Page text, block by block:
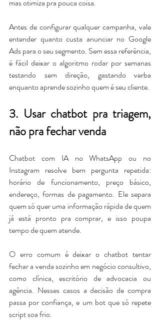
mas otimiza pra pouca coisa.
Antes de configurar qualquer campanha, vale
entender quanto custa anunciar no Google
Ads para o seu segmento. Sem essa referência,
é fácil deixar o algoritmo rodar por semanas
testando sem direção, gastando verba
enquanto aprende sozinho quem é seu cliente.
3. Usar chatbot pra triagem,
não pra fechar venda
Chatbot com IA no WhatsApp ou no
Instagram resolve bem pergunta repetida:
horário de funcionamento, preço básico,
endereço, formas de pagamento. Ele separa
quem só quer uma informação rápida de quem
já está pronto pra comprar, e isso poupa
tempo de quem atende.
O erro comum é deixar o chatbot tentar
fechar a venda sozinho em negócio consultivo,
como clínica, escritório de advocacia ou
agência. Nesses casos a decisão de compra
passa por confiança, e um bot que só repete
script soa frio.